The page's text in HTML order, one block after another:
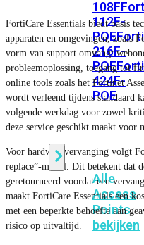
108F
112F-
POE
216F-
POE
424F-
POE
Alle
Access
Points
bekijken
FortiCare Essentials biedt basis
apparaten en omgevingen, zoals
vorm van support omvangt
probleemoplossing, toegang tot
online tools zoals het Fortinet
wordt verleend tijdens standaard
volgende werkdag voor zowel
deze service geschikt maakt voor
Voor hardwarevervanging volgt
replace”-model. Dit betekent dat
geretourneerd voordat een
maakt FortiCare Essentials een
met een beperkte behoefte aan
risico op uitvaltijd.